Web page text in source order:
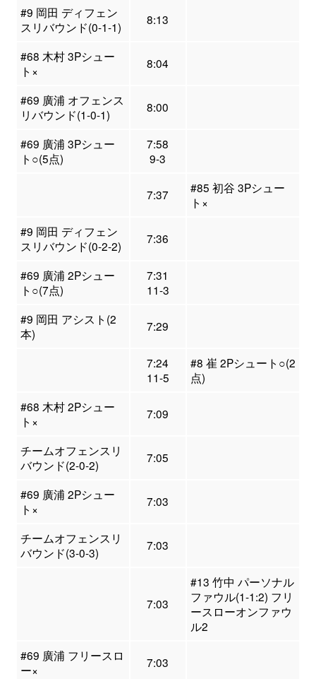
#9 岡田 ディフェン
スリバウンド(0-1-1)
8:13
#68 木村 3Pシュー
ト×
8:04
#69 廣浦 オフェンス
リバウンド(1-0-1)
8:00
#69 廣浦 3Pシュー
ト○(5点)
7:58
9-3
7:37
#85 初谷 3Pシュー
ト×
#9 岡田 ディフェン
スリバウンド(0-2-2)
7:36
#69 廣浦 2Pシュー
ト○(7点)
7:31
11-3
#9 岡田 アシスト(2
本)
7:29
7:24
11-5
#8 崔 2Pシュート○(2
点)
#68 木村 2Pシュー
ト×
7:09
チームオフェンスリ
バウンド(2-0-2)
7:05
#69 廣浦 2Pシュー
ト×
7:03
チームオフェンスリ
バウンド(3-0-3)
7:03
7:03
#13 竹中 パーソナル
ファウル(1-1:2) フリ
ースローオンファウ
ル2
#69 廣浦 フリースロ
ー×
7:03